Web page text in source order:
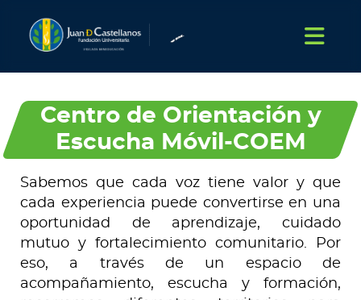
Centro de Orientación y
Escucha Móvil-COEM
Sabemos que cada voz tiene valor y que
cada experiencia puede convertirse en una
oportunidad de aprendizaje, cuidado
mutuo y fortalecimiento comunitario. Por
eso, a través de un espacio de
acompañamiento, escucha y formación,